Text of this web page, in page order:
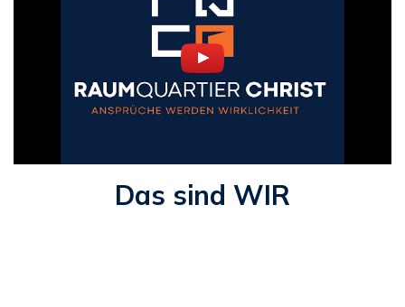
Das sind WIR